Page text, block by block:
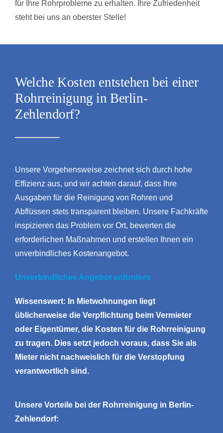
für Ihre Rohrprobleme zu erhalten. Ihre Zufriedenheit
steht bei uns an oberster Stelle!
Welche Kosten entstehen bei einer
Rohrreinigung in Berlin-
Zehlendorf?
Unsere Vorgehensweise zeichnet sich durch hohe
Effizienz aus, und wir achten darauf, dass Ihre
Ausgaben für die Reinigung von Rohren und
Abflüssen stets transparent bleiben. Unsere Fachkräfte
inspizieren das Problem vor Ort, bewerten die
erforderlichen Maßnahmen und erstellen Ihnen ein
unverbindliches Kostenangebot.
Unverbindliches Angebot anfordern
Wissenswert: In Mietwohnungen liegt
üblicherweise die Verpflichtung beim Vermieter
oder Eigentümer, die Kosten für die Rohrreinigung
zu tragen. Dies setzt jedoch voraus, dass Sie als
Mieter nicht nachweislich für die Verstopfung
verantwortlich sind.
Unsere Vorteile bei der Rohrreinigung in Berlin-
Zehlendorf: